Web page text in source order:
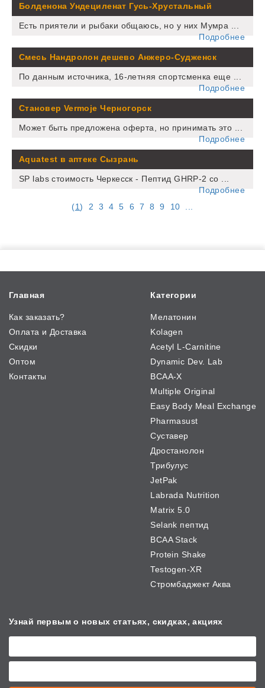
Болденона Ундециленат Гусь-Хрустальный
Есть приятели и рыбаки общаюсь, но у них Мумра ...
Подробнее
Смесь Нандролон дешево Анжеро-Судженск
По данным источника, 16-летняя спортсменка еще ...
Подробнее
Становер Vermoje Черногорск
Может быть предложена оферта, но принимать это ...
Подробнее
Aquatest в аптеке Сызрань
SP labs стоимость Черкесск - Пептид GHRP-2 со ...
Подробнее
(1) 2 3 4 5 6 7 8 9 10
Главная
Как заказать?
Оплата и Доставка
Скидки
Оптом
Контакты
Категории
Мелатонин
Kolagen
Acetyl L-Carnitine
Dynamic Dev. Lab
BCAA-X
Multiple Original
Easy Body Meal Exchange
Pharmasust
Суставер
Дростанолон
Трибулус
JetPak
Labrada Nutrition
Matrix 5.0
Selank пептид
BCAA Stack
Protein Shake
Testogen-XR
Стромбаджект Аква
Узнай первым о новых статьях, скидках, акциях